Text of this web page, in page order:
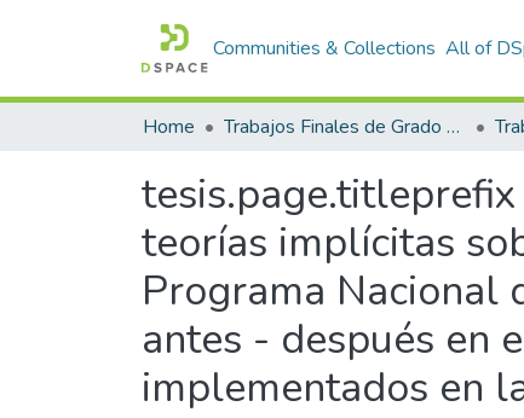
Communities & Collections All of
Home Trabajos Finales de Grado y Posgrado
tesis.page.titleprefix
teorías implícitas
Programa Nacional
antes - después en
implementados en